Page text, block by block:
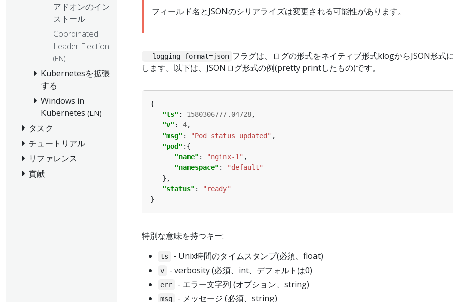
アドオンのイン
ストール
Coordinated
Leader Election
(EN)
Kubernetesを拡張
する
Windows in
Kubernetes (EN)
タスク
チュートリアル
リファレンス
貢献
フィールド名とJSONのシリアライズは変更される可能性があります。
--logging-format=json フラグは、ログの形式をネイティブ形式klogからJSON形式
します。以下は、JSONログ形式の例(pretty printしたもの)です。
"ts" : 1580306777.04728
"v" : 4
"msg" : "Pod status updated"
"pod"
"name" : "nginx-1"
"namespace" :
"default"
"status" :
"ready"
特別な意味を持つキー:
ts - Unix時間のタイムスタンプ(必須、float)
v - verbosity (必須、int、デフォルトは0)
err - エラー文字列 (オプション、string)
msg
- メッセージ (必須、string)